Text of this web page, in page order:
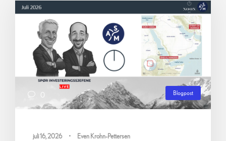
Blogpost
0
juli 16, 2026 • Even Krohn-Pettersen